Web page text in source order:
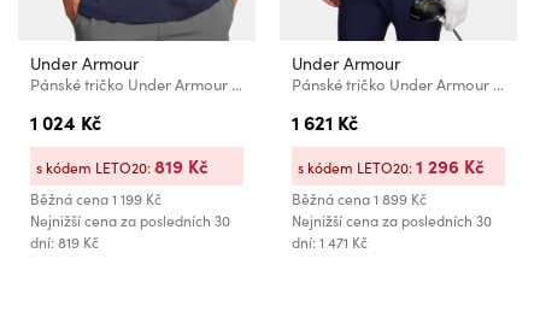
Under Armour
Pánské tričko Under Armour UA Icon Polo
1 024 Kč
Běžná cena1 199 Kč
Nejnižší cena za posledních 30
dní: 819 Kč
s kódem LETO20:819 Kč
Under Armour
Pánské tričko Under Armour UA ArmourDry Pique Polo
1 621 Kč
Běžná cena1 899 Kč
Nejnižší cena za posledních 30
dní: 1 471 Kč
s kódem LETO20:1 296 Kč